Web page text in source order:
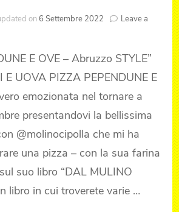
on6 Settembre 2022
Leave a
E OVE – Abruzzo STYLE”
E UOVA PIZZA PEPENDUNE E
emozionata nel tornare a
presentandovi la bellissima
@molinocipolla che mi ha
una pizza – con la sua farina
suo libro “DAL MULINO
libro in cui troverete varie …